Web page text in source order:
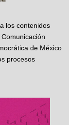
los contenidos
de México
procesos